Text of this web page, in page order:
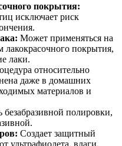
покрытия:
исключает риск
Может применяться на
покрытия,
лаки.
относительно
даже в домашних
материалов и
безабразивной полировки,
Создает защитный
ультрафиолета, влаги,